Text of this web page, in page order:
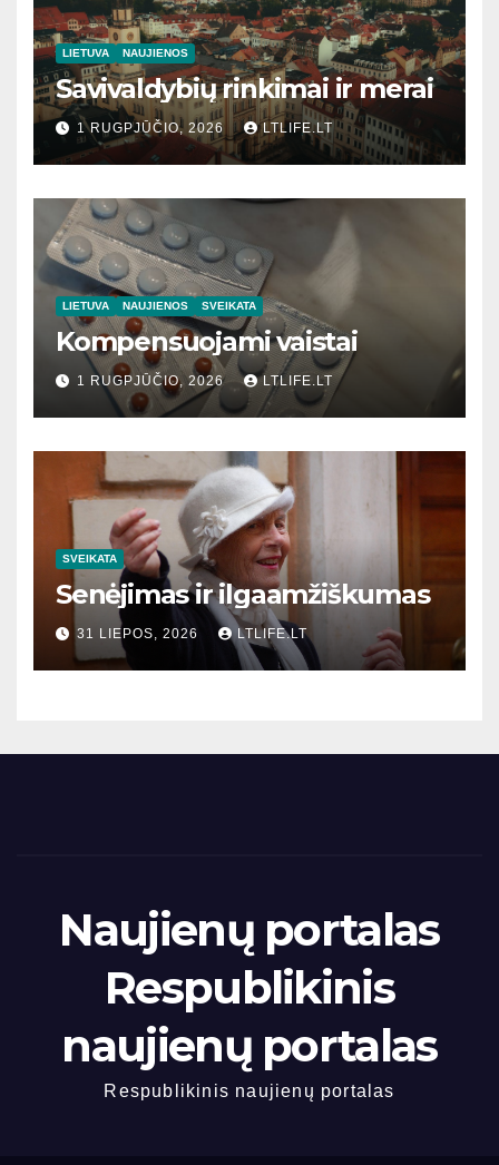
LIETUVA NAUJIENOS
Savivaldybių rinkimai ir merai
1 RUGPJŪČIO, 2026 LTLIFE.LT
LIETUVA NAUJIENOS SVEIKATA
Kompensuojami vaistai
1 RUGPJŪČIO, 2026 LTLIFE.LT
SVEIKATA
Senėjimas ir ilgaamžiškumas
31 LIEPOS, 2026 LTLIFE.LT
Naujienų portalas
Respublikinis
naujienų portalas
Respublikinis naujienų portalas